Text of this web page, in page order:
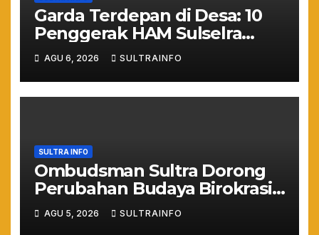
Garda Terdepan di Desa: 10
Penggerak HAM Sulselra
Resmi Bertugas Mengawal
Asta Cita Prabowo
AGU 6, 2026 SULTRAINFO
SULTRA INFO
Ombudsman Sultra Dorong
Perubahan Budaya Birokrasi
Lewat Penilaian
Maladministrasi 2026
AGU 5, 2026 SULTRAINFO